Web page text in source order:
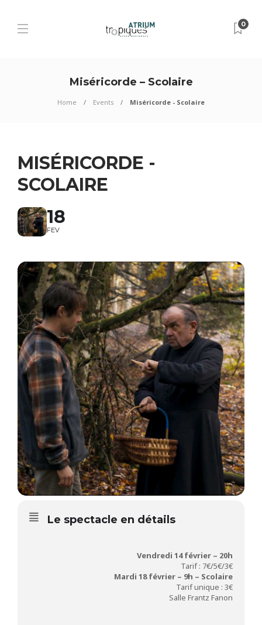
0
Miséricorde – Scolaire
Home Events Miséricorde - Scolaire
MISÉRICORDE -
SCOLAIRE
18
FEV
Le spectacle en détails
Vendredi 14 février – 20h
Tarif : 7€/5€/3€
Mardi 18 février – 9h – Scolaire
Tarif unique : 3€
Salle Frantz Fanon